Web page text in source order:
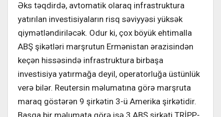
Əks təqdirdə, avtomatik olaraq infrastruktura
yatırılan investisiyaların risq səviyyəsi yüksək
qiymətləndiriləcək. Odur ki, çox böyük ehtimalla
ABŞ şikətləri marşrutun Ermənistan ərazisindən
keçən hissəsində infrastruktura birbaşa
investisiya yatırmağa deyil, operatorluğa üstünlük
verə bilər. Reutersin məlumatına görə marşruta
maraq göstərən 9 şirkətin 3-ü Amerika şirkətidir.